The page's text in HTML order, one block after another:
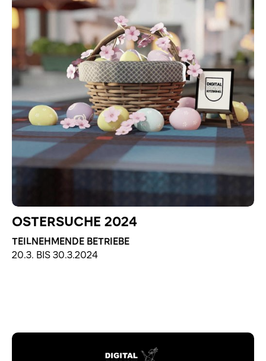
OSTERSUCHE 2024
TEILNEHMENDE BETRIEBE
20.3. BIS 30.3.2024